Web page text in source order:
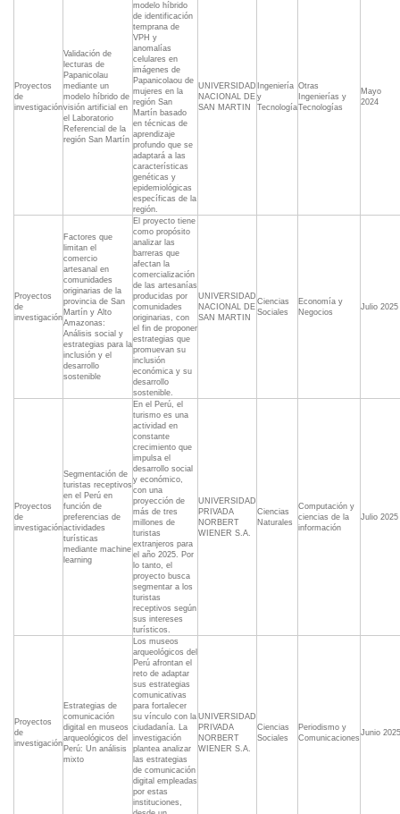
Proyectos
de
investigación
Validación de
lecturas de
Papanicolau
mediante un
modelo híbrido de
visión artificial en
el Laboratorio
Referencial de la
región San Martín
modelo híbrido
de identificación
temprana de
VPH y
anomalías
celulares en
imágenes de
Papanicolaou de
mujeres en la
región San
Martín basado
en técnicas de
aprendizaje
profundo que se
adaptará a las
características
genéticas y
epidemiológicas
específicas de la
región.
UNIVERSIDAD
NACIONAL DE
SAN MARTIN
Ingeniería
y
Tecnología
Otras
Ingenierías y
Tecnologías
Mayo
2024
Proyectos
de
investigación
Factores que
limitan el
comercio
artesanal en
comunidades
originarias de la
provincia de San
Martín y Alto
Amazonas:
Análisis social y
estrategias para la
inclusión y el
desarrollo
sostenible
El proyecto tiene
como propósito
analizar las
barreras que
afectan la
comercialización
de las artesanías
producidas por
comunidades
originarias, con
el fin de proponer
estrategias que
promuevan su
inclusión
económica y su
desarrollo
sostenible.
UNIVERSIDAD
NACIONAL DE
SAN MARTIN
Ciencias
Sociales
Economía y
Negocios
Julio 2025
Proyectos
de
investigación
Segmentación de
turistas receptivos
en el Perú en
función de
preferencias de
actividades
turísticas
mediante machine
learning
En el Perú, el
turismo es una
actividad en
constante
crecimiento que
impulsa el
desarrollo social
y económico,
con una
proyección de
más de tres
millones de
turistas
extranjeros para
el año 2025. Por
lo tanto, el
proyecto busca
segmentar a los
turistas
receptivos según
sus intereses
turísticos.
UNIVERSIDAD
PRIVADA
NORBERT
WIENER S.A.
Ciencias
Naturales
Computación y
ciencias de la
información
Julio 2025
Proyectos
de
investigación
Estrategias de
comunicación
digital en museos
arqueológicos del
Perú: Un análisis
mixto
Los museos
arqueológicos del
Perú afrontan el
reto de adaptar
sus estrategias
comunicativas
para fortalecer
su vínculo con la
ciudadanía. La
investigación
plantea analizar
las estrategias
de comunicación
digital empleadas
por estas
instituciones,
UNIVERSIDAD
PRIVADA
NORBERT
WIENER S.A.
Ciencias
Sociales
Periodismo y
Comunicaciones
Junio 2025